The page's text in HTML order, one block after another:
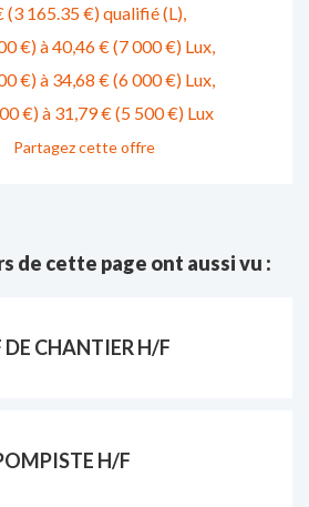
(3 165.35 €) qualifié (L)
€) à 40,46 € (7 000 €) Lux
€) à 34,68 € (6 000 €) Lux
€) à 31,79 € (5 500 €) Lux
Partagez cette offre
de cette page ont aussi vu :
DE CHANTIER H/F
H/F